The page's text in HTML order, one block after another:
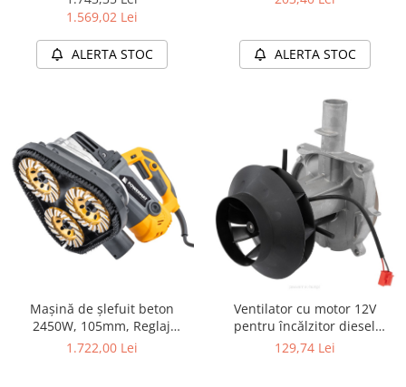
vopsitorii,
1.569,02 Lei
ALERTA STOC ALERTA STOC
Mașină de șlefuit beton
2450W, 105mm, Reglaj
turație, Lucru umed/uscat +
1.722,00 Lei
Ventilator cu motor 12V
pentru încălzitor diesel
Webasto PM-AG-8M-WENS
129,74 Lei